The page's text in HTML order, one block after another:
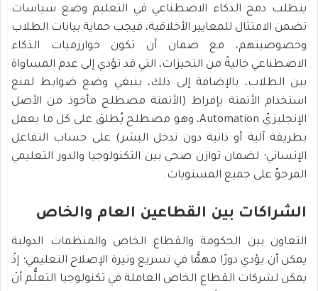
يتطلب دمج الذكاء الاصطناعي في التعليم وضع سياسات
تضمن الامتثال للمعايير الأخلاقية، فيجب حماية بيانات الطلاب
وخصوصيتهم، مع ضمان أن تكون خوارزميات الذكاء
الاصطناعي خاليةً من التحيزات، التي قد تؤدي إلى عدم المساواة
بين الطلاب، بالإضافة إلى ذلك، ينبغي وضع ضوابط لمنع
استخدام الأتمتة بإفراط (الأتمتة مصطلح مأخوذ من الأصل
الإنجليزيّ Automation، وهو مصطلح يُطلق على كل ما يعمل
بطريقة آلية أو ذاتية دون تدخل البشر) على حساب التفاعل
الإنساني؛ لضمان توازن صحي بين التكنولوجيا والدور التعليمي
المرجوّ على جميع المستويات.
الشراكات بين القطاعين العام والخاص
التعاون بين الحكومة والقطاع الخاص والمنظمات الدولية
يمكن أن يؤدي دورًا مهمًّا في تسريع وتيرة الإصلاح التعليمي؛ إذْ
يمكن لشركات القطاع الخاص العاملة في تكنولوجيا التعلُّم أنْ